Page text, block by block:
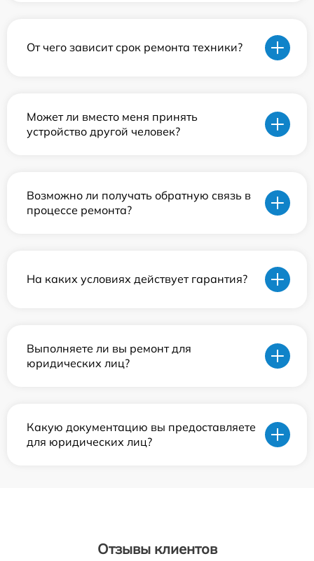
От чего зависит срок ремонта техники?
Может ли вместо меня принять
устройство другой человек?
Возможно ли получать обратную связь в
процессе ремонта?
На каких условиях действует гарантия?
Выполняете ли вы ремонт для
юридических лиц?
Какую документацию вы предоставляете
для юридических лиц?
Отзывы клиентов